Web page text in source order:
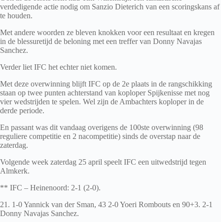
verdedigende actie nodig om Sanzio Dieterich van een scoringskans af
te houden.
Met andere woorden ze bleven knokken voor een resultaat en kregen
in de blessuretijd de beloning met een treffer van Donny Navajas
Sanchez.
Verder liet IFC het echter niet komen.
Met deze overwinning blijft IFC op de 2e plaats in de rangschikking
staan op twee punten achterstand van koploper Spijkenisse met nog
vier wedstrijden te spelen. Wel zijn de Ambachters koploper in de
derde periode.
En passant was dit vandaag overigens de 100ste overwinning (98
reguliere competitie en 2 nacompetitie) sinds de overstap naar de
zaterdag.
Volgende week zaterdag 25 april speelt IFC een uitwedstrijd tegen
Almkerk.
** IFC – Heinenoord: 2-1 (2-0).
21. 1-0 Yannick van der Sman, 43 2-0 Yoeri Rombouts en 90+3. 2-1
Donny Navajas Sanchez.